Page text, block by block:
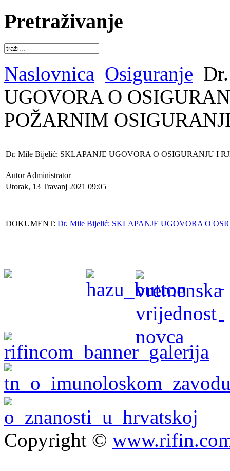
Pretraživanje
Naslovnica Osiguranje
UGOVORA O
POŽARNIM
Dr. Mile Bijelić: SKLAPANJE UGOVORA O OSIGURANJU I
Autor Administrator
Utorak, 13 Travanj 2021 09:05
DOKUMENT: Dr. Mile Bijelić: SKLAPANJE UGOVORA O
Copyright ©